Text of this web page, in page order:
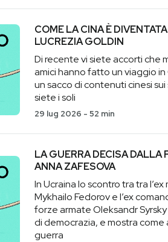
COME LA CINA È
LUCREZIA GOLDIN
Di recente vi siete accorti che
amici hanno fatto un viaggio
un sacco di contenuti cinesi sui
siete i soli
29 lug 2026 - 52 min
LA GUERRA DECISA DALLA
ANNA ZAFESOVA
In Ucraina lo scontro tra tra l’ex
Mykhailo Fedorov e l’ex
forze armate Oleksandr
di democrazia, e mostra come
guerra